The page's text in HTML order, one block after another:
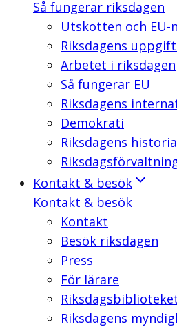
Så fungerar riksdagen
Utskotten och EU-
Riksdagens
Arbetet i riksdagen
Så fungerar EU
Riksdagens
Demokrati
Riksdagens historia
Kontakt & besök
Kontakt & besök
Kontakt
Besök riksdagen
Press
För lärare
Riksdagens